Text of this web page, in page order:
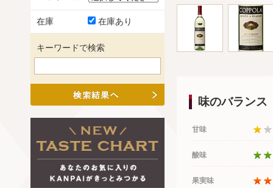
味のバランス
甘味
酸味
果実味
在庫 在庫あり
キーワードで検索